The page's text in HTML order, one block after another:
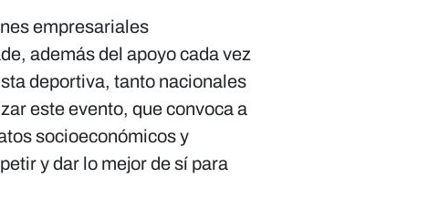
empresariales
además del apoyo cada vez
deportiva, tanto nacionales
este evento, que convoca a
socioeconómicos y
y dar lo mejor de sí para